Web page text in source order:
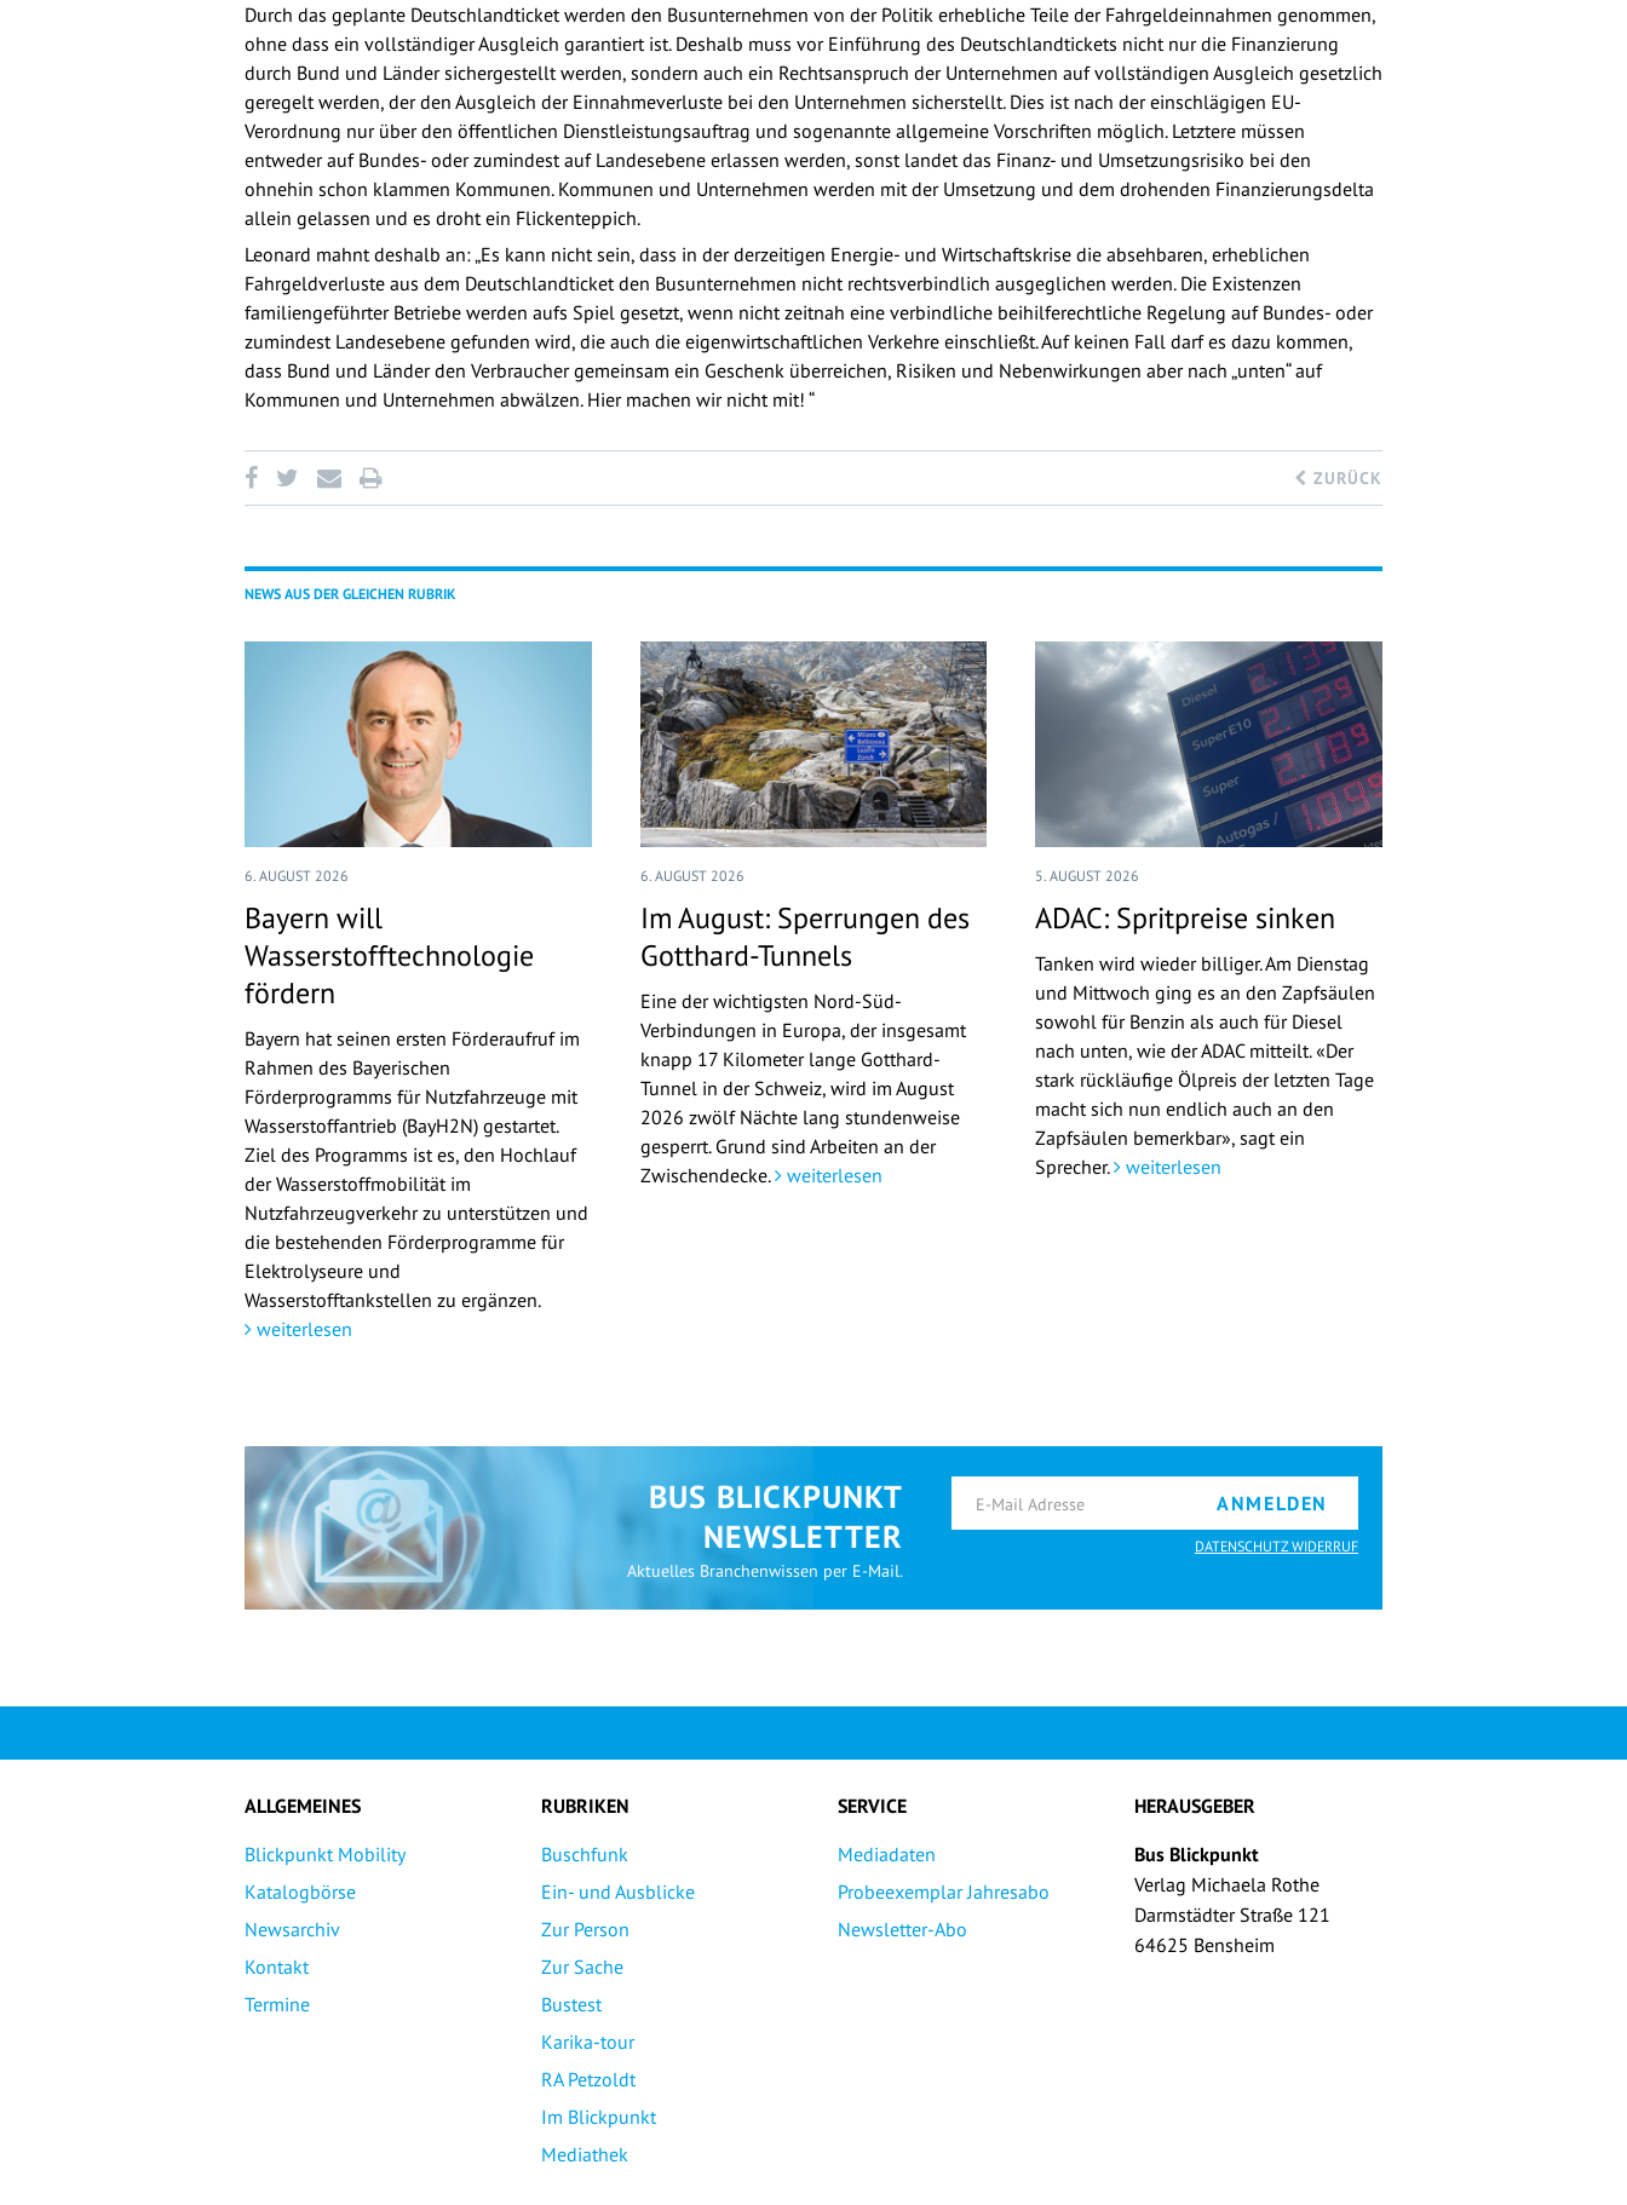
Durch das geplante Deutschlandticket werden den Busunternehmen von der Politik erhebliche Teile der Fahrgeldeinnahmen genommen,
ohne dass ein vollständiger Ausgleich garantiert ist. Deshalb muss vor Einführung des Deutschlandtickets nicht nur die Finanzierung
durch Bund und Länder sichergestellt werden, sondern auch ein Rechtsanspruch der Unternehmen auf vollständigen Ausgleich gesetzlich
geregelt werden, der den Ausgleich der Einnahmeverluste bei den Unternehmen sicherstellt. Dies ist nach der einschlägigen EU-
Verordnung nur über den öffentlichen Dienstleistungsauftrag und sogenannte allgemeine Vorschriften möglich. Letztere müssen
entweder auf Bundes- oder zumindest auf Landesebene erlassen werden, sonst landet das Finanz- und Umsetzungsrisiko bei den
ohnehin schon klammen Kommunen. Kommunen und Unternehmen werden mit der Umsetzung und dem drohenden Finanzierungsdelta
allein gelassen und es droht ein Flickenteppich.
Leonard mahnt deshalb an: „Es kann nicht sein, dass in der derzeitigen Energie- und Wirtschaftskrise die absehbaren, erheblichen
Fahrgeldverluste aus dem Deutschlandticket den Busunternehmen nicht rechtsverbindlich ausgeglichen werden. Die Existenzen
familiengeführter Betriebe werden aufs Spiel gesetzt, wenn nicht zeitnah eine verbindliche beihilferechtliche Regelung auf Bundes- oder
zumindest Landesebene gefunden wird, die auch die eigenwirtschaftlichen Verkehre einschließt. Auf keinen Fall darf es dazu kommen,
dass Bund und Länder den Verbraucher gemeinsam ein Geschenk überreichen, Risiken und Nebenwirkungen aber nach „unten“ auf
Kommunen und Unternehmen abwälzen. Hier machen wir nicht mit! “
ZURÜCK
NEWS AUS DER GLEICHEN RUBRIK
6. AUGUST 2026
Bayern will
Wasserstofftechnologie
fördern
Bayern hat seinen ersten Förderaufruf im
Rahmen des Bayerischen
Förderprogramms für Nutzfahrzeuge mit
Wasserstoffantrieb (BayH2N) gestartet.
Ziel des Programms ist es, den Hochlauf
der Wasserstoffmobilität im
Nutzfahrzeugverkehr zu unterstützen und
die bestehenden Förderprogramme für
Elektrolyseure und
Wasserstofftankstellen zu ergänzen.
weiterlesen
6. AUGUST 2026
Im August: Sperrungen des
Gotthard-Tunnels
Eine der wichtigsten Nord-Süd-
Verbindungen in Europa, der insgesamt
knapp 17 Kilometer lange Gotthard-
Tunnel in der Schweiz, wird im August
2026 zwölf Nächte lang stundenweise
gesperrt. Grund sind Arbeiten an der
Zwischendecke. weiterlesen
5. AUGUST 2026
ADAC: Spritpreise sinken
Tanken wird wieder billiger. Am Dienstag
und Mittwoch ging es an den Zapfsäulen
sowohl für Benzin als auch für Diesel
nach unten, wie der ADAC mitteilt. «Der
stark rückläufige Ölpreis der letzten Tage
macht sich nun endlich auch an den
Zapfsäulen bemerkbar», sagt ein
Sprecher. weiterlesen
BUS BLICKPUNKT
NEWSLETTER
Aktuelles Branchenwissen per E-Mail.
ANMELDEN
DATENSCHUTZ WIDERRUF
ALLGEMEINES
Blickpunkt Mobility
Katalogbörse
Newsarchiv
Kontakt
Termine
RUBRIKEN
Buschfunk
Ein- und Ausblicke
Zur Person
Zur Sache
Bustest
Karika-tour
RA Petzoldt
Im Blickpunkt
Mediathek
SERVICE
Mediadaten
Probeexemplar Jahresabo
Newsletter-Abo
HERAUSGEBER
Bus Blickpunkt
Verlag Michaela Rothe
Darmstädter Straße 121
64625 Bensheim